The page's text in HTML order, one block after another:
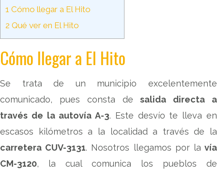
1 Cómo llegar a El Hito
2 Qué ver en El Hito
Cómo llegar a El Hito
Se trata de un municipio excelentemente
comunicado, pues consta desalida directa a
través de la autovía A-3. Este desvío te lleva en
escasos kilómetros a la localidad a través de la
carretera CUV-3131. Nosotros llegamos por la vía
CM-3120, la cual comunica los pueblos de